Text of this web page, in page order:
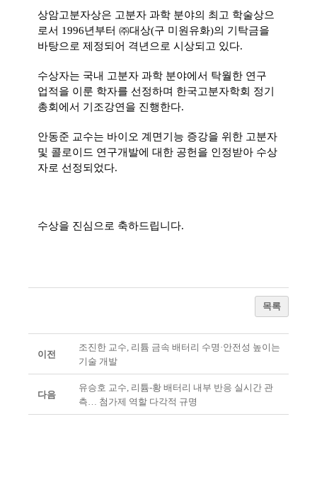
상암고분자상은 고분자 과학 분야의 최고 학술상으
로서 1996년부터 ㈜대상(구 미원유화)의 기탁금을
바탕으로 제정되어 격년으로 시상되고 있다.
수상자는 국내 고분자 과학 분야에서 탁월한 연구
업적을 이룬 학자를 선정하며 한국고분자학회 정기
총회에서 기조강연을 진행한다.
안동준 교수는 바이오 계면기능 증강을 위한 고분자
및 콜로이드 연구개발에 대한 공헌을 인정받아 수상
자로 선정되었다.
수상을 진심으로 축하드립니다.
목록
이전
조진한 교수, 리튬 금속 배터리 수명·안전성 높이는
기술 개발
다음
유승호 교수, 리튬-황 배터리 내부 반응 실시간 관
측… 첨가제 역할 다각적 규명